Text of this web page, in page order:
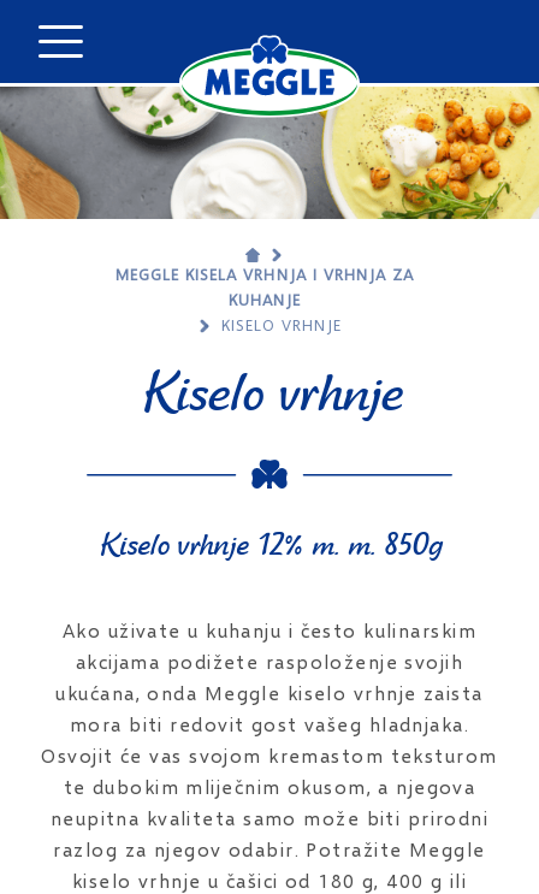
MEGGLE KISELA VRHNJA I VRHNJA ZA
KUHANJE
KISELO VRHNJE
Kiselo vrhnje
Kiselo vrhnje 12% m. m. 850g
Ako uživate u kuhanju i često kulinarskim
akcijama podižete raspoloženje svojih
ukućana, onda Meggle kiselo vrhnje zaista
mora biti redovit gost vašeg hladnjaka.
Osvojit će vas svojom kremastom teksturom
te dubokim mliječnim okusom, a njegova
neupitna kvaliteta samo može biti prirodni
razlog za njegov odabir. Potražite Meggle
kiselo vrhnje u čašici od 180 g, 400 g ili